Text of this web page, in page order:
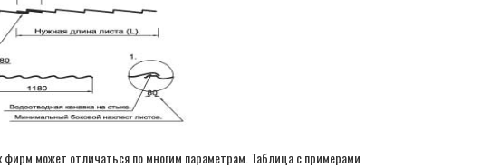
может отличаться по многим параметрам. Таблица с примерами